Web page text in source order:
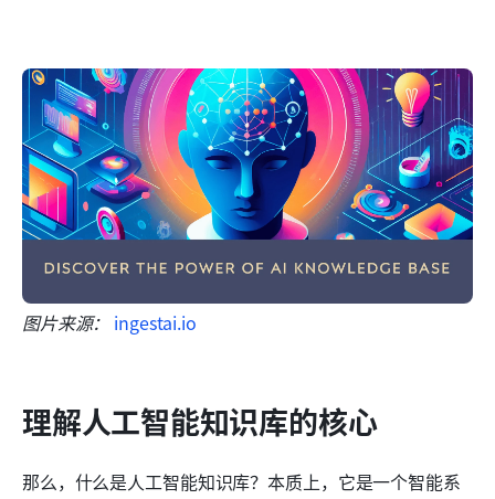
图片来源： ingestai.io
理解人工智能知识库的核心
那么，什么是人工智能知识库？本质上，它是一个智能系